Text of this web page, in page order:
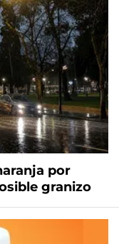
por
granizo